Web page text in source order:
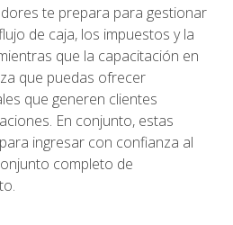
te prepara para gestionar
de caja, los impuestos y la
que la capacitación en
que puedas ofrecer
que generen clientes
En conjunto, estas
ingresar con confianza al
completo de